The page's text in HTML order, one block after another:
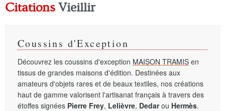
Citations Vieillir
Coussins d'Exception
Découvrez les coussins d'exception MAISON TRAMIS en
tissus de grandes maisons d'édition. Destinées aux
amateurs d'objets rares et de beaux textiles, nos créations
haut de gamme valorisent l'artisanat français à travers des
étoffes signées Pierre Frey, Lelièvre, Dedarou Hermès.